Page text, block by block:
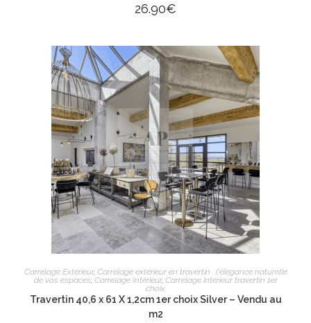
26.90€
AJOUTER AU PANIER
Carrelage Extérieur, Carrelage extérieur en travertin : l'élégance naturelle
de vos espaces, Carrelage Intérieur, Carrelage intérieur travertin 1er
choix
Travertin 40,6 x 61 X 1,2cm 1er choix Silver – Vendu au
m2